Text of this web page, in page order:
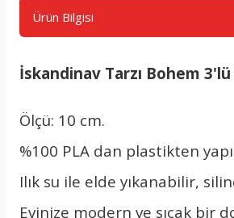
Ürün Bilgisi
İskandinav Tarzı Bohem 3'lü
Ölçü: 10 cm.
%100 PLA dan plastikten
Ilık su ile elde yıkanabilir,
Evinize modern ve sıcak bir